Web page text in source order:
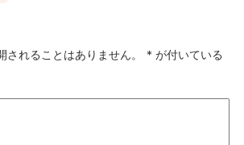
されることはありません。 * が付いている